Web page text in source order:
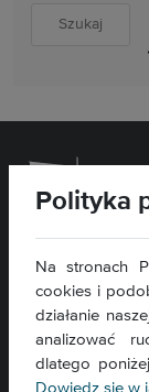
Wydział Chemiczny
ul. C. K. Norwida 4/6
50-373 Wrocław
Kontakt »
Mapa serwisu »
Polityka
Na stronach
cookies i
działanie
analizować
dlatego
Dowiedz się w